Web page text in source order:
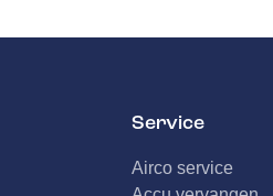
Service
Airco service